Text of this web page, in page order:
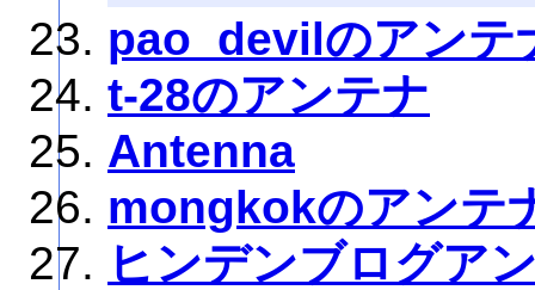
pao_devilのアンテ
t-28のアンテナ
Antenna
mongkokのアンテ
ヒンデンブログア